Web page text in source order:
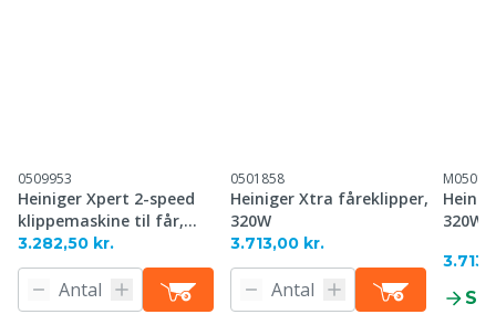
0509953
Heiniger Xpert 2-speed
klippemaskine til får,
250W
3.282,50 kr.
0501858
Heiniger Xtra fåreklipper,
320W
3.713,00 kr.
320W